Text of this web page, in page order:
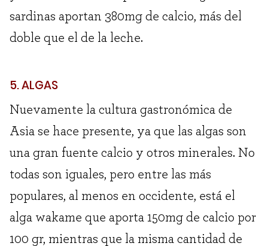
sardinas aportan 380mg de calcio, más del
doble que el de la leche.
5. ALGAS
Nuevamente la cultura gastronómica de
Asia se hace presente, ya que las algas son
una gran fuente calcio y otros minerales. No
todas son iguales, pero entre las más
populares, al menos en occidente, está el
alga wakame que aporta 150mg de calcio por
100 gr, mientras que la misma cantidad de